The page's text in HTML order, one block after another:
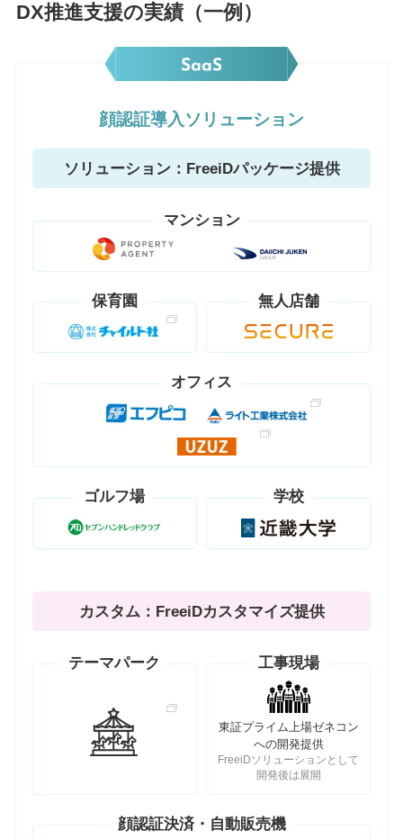
DX推進支援の実績（一例）
顔認証導入ソリューション
ソリューション：FreeiDパッケージ提供
マンション
保育園 無人店舗
オフィス
ゴルフ場 学校
カスタム：FreeiDカスタマイズ提供
テーマパーク 工事現場
東証プライム上場ゼネコン
への開発提供
FreeiDソリューションとして
開発後は展開
顔認証決済・自動販売機